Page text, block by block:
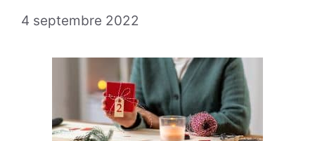
4 septembre 2022